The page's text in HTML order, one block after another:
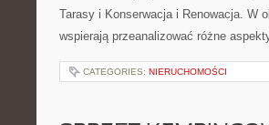
Tarasy i Konserwacja i Renowacja. W
wspierają przeanalizować różne
CATEGORIES: NIERUCHOMOŚCI